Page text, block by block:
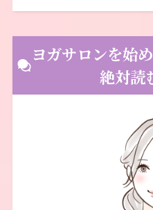
ヨガサロンを始
絶対読